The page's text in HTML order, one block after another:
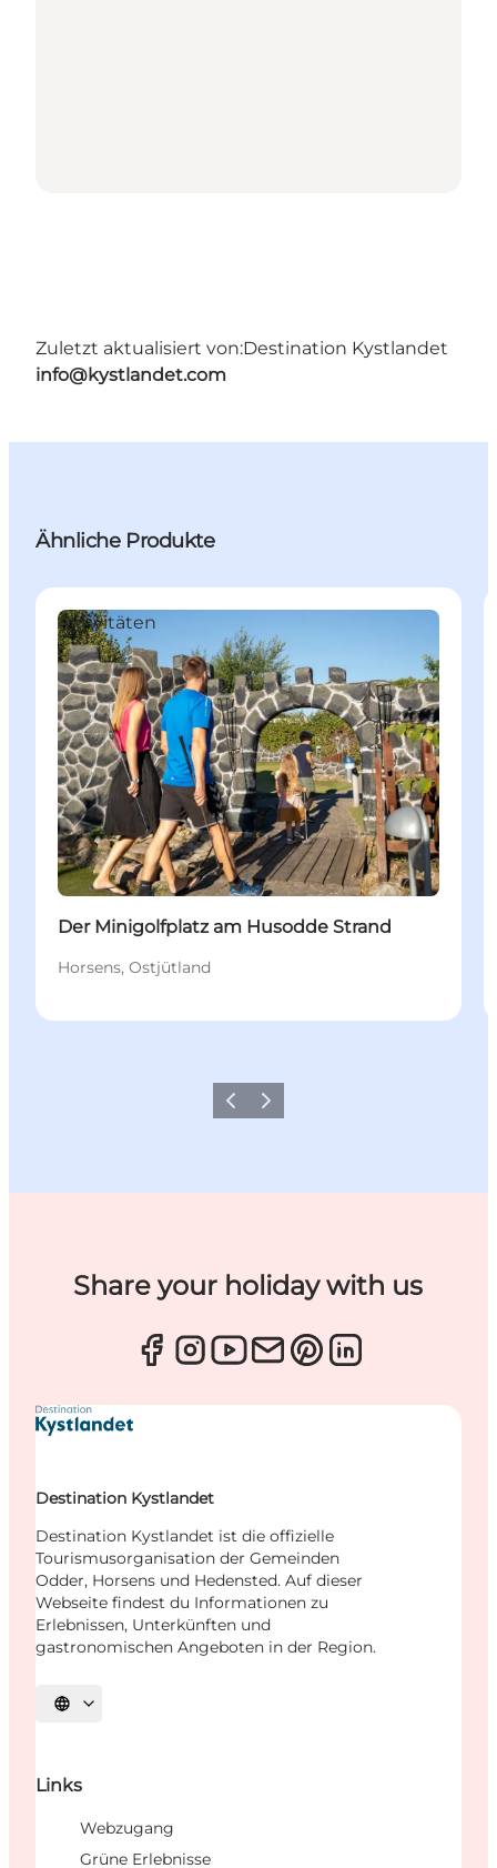
Zuletzt aktualisiert von:Destination Kystlandet
info@kystlandet.com
Ähnliche Produkte
Aktivitäten
Der Minigolfplatz am Husodde Strand
Horsens, Ostjütland
ZurückWeiter
Share your holiday with us
Destination Kystlandet
Destination Kystlandet ist die offizielle
Tourismusorganisation der Gemeinden
Odder, Horsens und Hedensted. Auf dieser
Webseite findest du Informationen zu
Erlebnissen, Unterkünften und
gastronomischen Angeboten in der Region.
Sprache auswählen
Links
Webzugang
Grüne Erlebnisse